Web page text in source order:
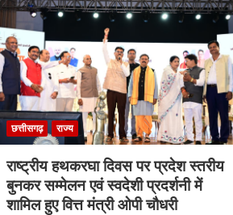
छत्तीसगढ़ राज्य
राष्ट्रीय हथकरघा दिवस पर प्रदेश स्तरीय
बुनकर सम्मेलन एवं स्वदेशी प्रदर्शनी में
शामिल हुए वित्त मंत्री ओपी चौधरी